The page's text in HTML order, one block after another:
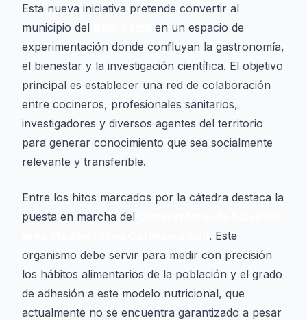
Esta nueva iniciativa pretende convertir al
municipio del
en un espacio de
experimentación donde confluyan la gastronomía,
el bienestar y la investigación científica. El objetivo
principal es establecer una red de colaboración
entre cocineros, profesionales sanitarios,
investigadores y diversos agentes del territorio
para generar conocimiento que sea socialmente
relevante y transferible.
Entre los hitos marcados por la cátedra destaca la
puesta en marcha del
. Este
organismo debe servir para medir con precisión
los hábitos alimentarios de la población y el grado
de adhesión a este modelo nutricional, que
actualmente no se encuentra garantizado a pesar